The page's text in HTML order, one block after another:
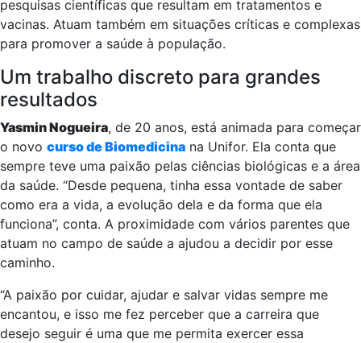
pesquisas científicas que resultam em tratamentos e
vacinas. Atuam também em situações críticas e complexas
para promover a saúde à população.
Um trabalho discreto para grandes
resultados
Yasmin Nogueira, de 20 anos, está animada para começar
o novo curso de Biomedicina na Unifor. Ela conta que
sempre teve uma paixão pelas ciências biológicas e a área
da saúde. “Desde pequena, tinha essa vontade de saber
como era a vida, a evolução dela e da forma que ela
funciona”, conta. A proximidade com vários parentes que
atuam no campo de saúde a ajudou a decidir por esse
caminho.
“A paixão por cuidar, ajudar e salvar vidas sempre me
encantou, e isso me fez perceber que a carreira que
desejo seguir é uma que me permita exercer essa